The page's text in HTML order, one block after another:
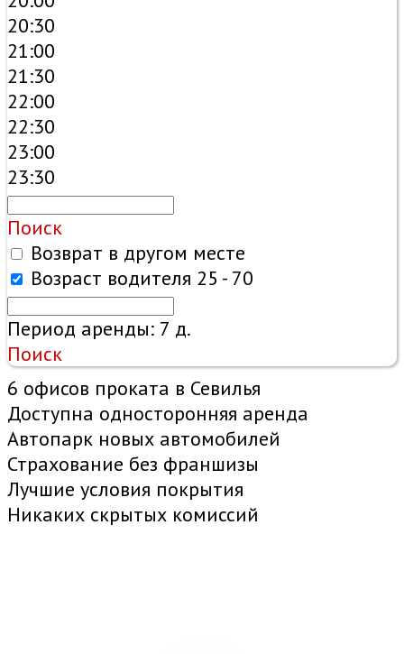
20:30
21:00
21:30
22:00
22:30
23:00
23:30
Поиск
Возврат в другом месте
Возраст водителя 25 - 70
Период аренды: 7 д.
Поиск
6 офисов проката в Севилья
Доступна односторонняя аренда
Автопарк новых автомобилей
Страхование без франшизы
Лучшие условия покрытия
Никаких скрытых комиссий